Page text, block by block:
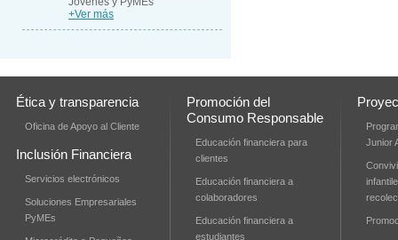
+Ver más
Ética y transparencia
Oficina de Apoyo al Cliente
Inclusión Financiera
Servicios electrónicos
Soluciones Empresariales
PyMEs
Promoción del
Consumo Responsable
Educación financiera para
clientes
Educación financiera a
colaboradores
Educación financiera a
estudiantes
Junior